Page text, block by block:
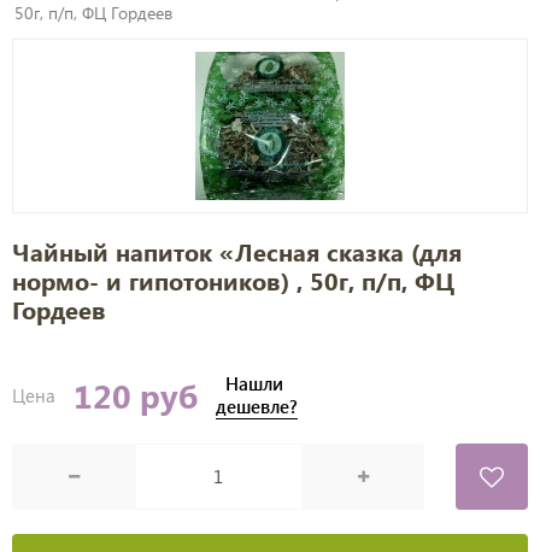
50г, п/п, ФЦ Гордеев
Чайный напиток «Лесная сказка (для
нормо- и гипотоников) , 50г, п/п, ФЦ
Гордеев
Цена 120 руб
Нашли
дешевле?